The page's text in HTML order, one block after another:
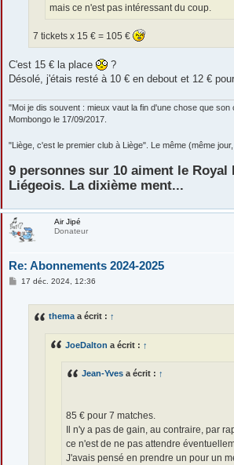
mais ce n'est pas intéressant du coup.
7 tickets x 15 € = 105 €
C'est 15 € la place
?
Désolé, j'étais resté à 10 € en debout et 12 €
"Moi je dis souvent : mieux vaut la fin d'une chose que
Mombongo le 17/09/2017.
"Liège, c'est le premier club à Liège". Le même (même
9 personnes sur 10 aiment le Royal
Liégeois. La dixième ment...
Air Jipé
Donateur
Re: Abonnements 2024-2025
M17 déc. 2024, 12:36
thema a écrit : ↑
JoeDalton a écrit : ↑
Jean-Yves a écrit : ↑
85 € pour 7 matches.
Il n'y a pas de gain, au contraire, par
ce n'est de ne pas attendre
J'avais pensé en prendre un pour un